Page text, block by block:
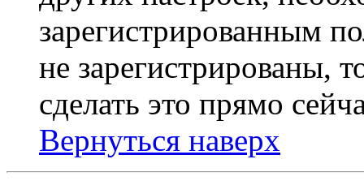
зарегистрированным
не зарегистрированы,
сделать это прямо
Вернуться наверх